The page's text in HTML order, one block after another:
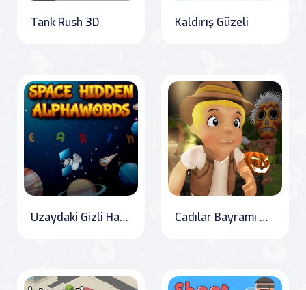
Tank Rush 3D Kaldırış Güzeli
Uzaydaki Gizli Harf Sözcükleri Cadılar Bayramı Adası Koşusu